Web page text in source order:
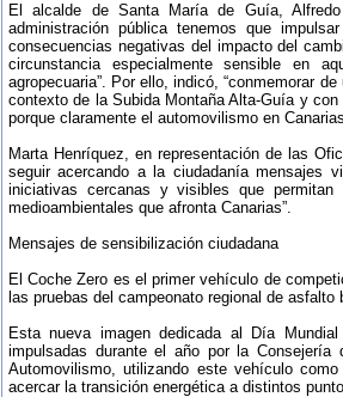
El alcalde de Santa María de Guía,
administración pública tenemos que
consecuencias negativas del impacto del
circunstancia especialmente sensible en
agropecuaria”. Por ello, indicó, “conmemorar
contexto de la Subida Montaña Alta-Guía y
porque claramente el automovilismo en
Marta Henríquez, en representación de las
seguir acercando a la ciudadanía mensajes
iniciativas cercanas y visibles que
medioambientales que afronta Canarias”.
Mensajes de sensibilización ciudadana
El Coche Zero es el primer vehículo de
las pruebas del campeonato regional de
Esta nueva imagen dedicada al Día
impulsadas durante el año por la
Automovilismo, utilizando este vehículo
acercar la transición energética a distintos